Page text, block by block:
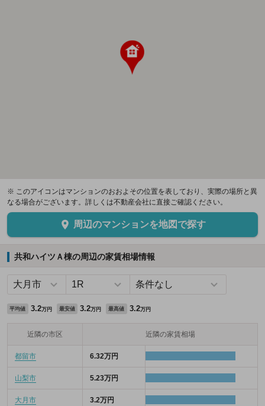
※ このアイコンはマンションのおおよその位置を表しており、実際の場所と異
なる場合がございます。詳しくは不動産会社に直接ご確認ください。
周辺のマンションを地図で探す
共和ハイツＡ棟の周辺の家賃相場情報
平均値 3.2万円 最安値 3.2万円 最高値 3.2万円
近隣の市区 近隣の家賃相場
都留市 6.32万円
山梨市 5.23万円
大月市 3.2万円